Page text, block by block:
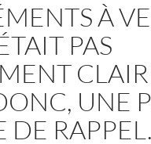
À
PAS
UNE
DE RAPPEL.